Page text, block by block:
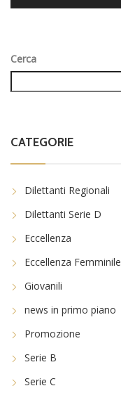
Cerca
CATEGORIE
Dilettanti Regionali
Dilettanti Serie D
Eccellenza
Eccellenza Femminile
Giovanili
news in primo piano
Promozione
Serie B
Serie C